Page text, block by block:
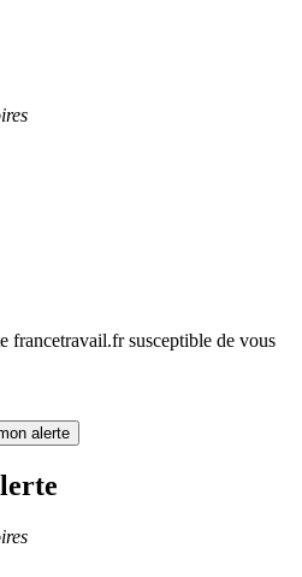
francetravail.fr susceptible de vous
alerte